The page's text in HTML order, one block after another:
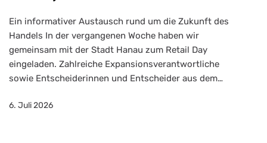
Ein informativer Austausch rund um die Zukunft des
Handels In der vergangenen Woche haben wir
gemeinsam mit der Stadt Hanau zum Retail Day
eingeladen. Zahlreiche Expansionsverantwortliche
sowie Entscheiderinnen und Entscheider aus dem…
6. Juli 2026